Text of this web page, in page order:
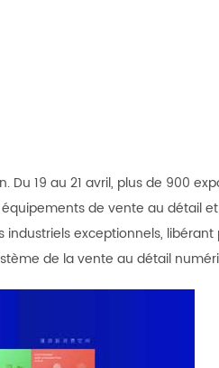
19 au 21 avril, plus de 900
de vente au détail
exceptionnels,
de la vente au détail